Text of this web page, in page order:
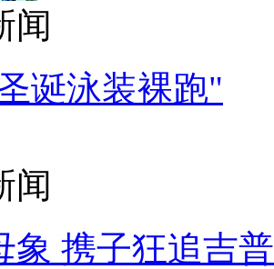
闻
诞泳装裸跑"
闻
象 携子狂追吉